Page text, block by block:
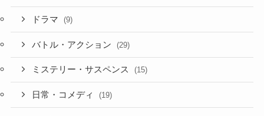
ドラマ (9)
バトル・アクション (29)
ミステリー・サスペンス (15)
日常・コメディ (19)